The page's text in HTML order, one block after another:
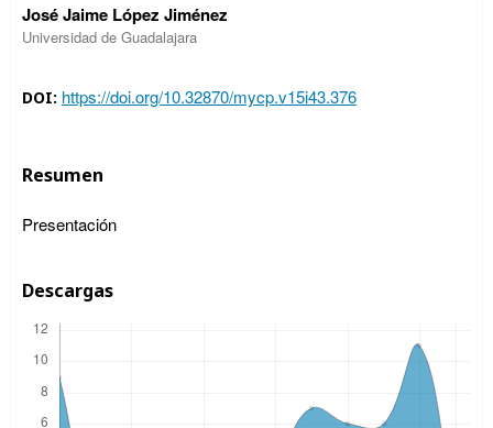
José Jaime López Jiménez
Universidad de Guadalajara
DOI: https://doi.org/10.32870/mycp.v15i43.376
Resumen
Presentación
Descargas